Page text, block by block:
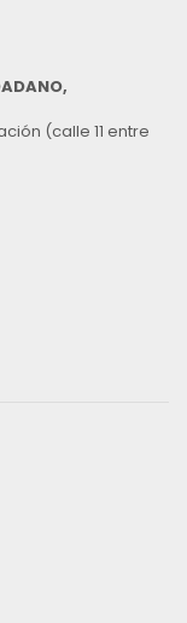
(calle 11 entre